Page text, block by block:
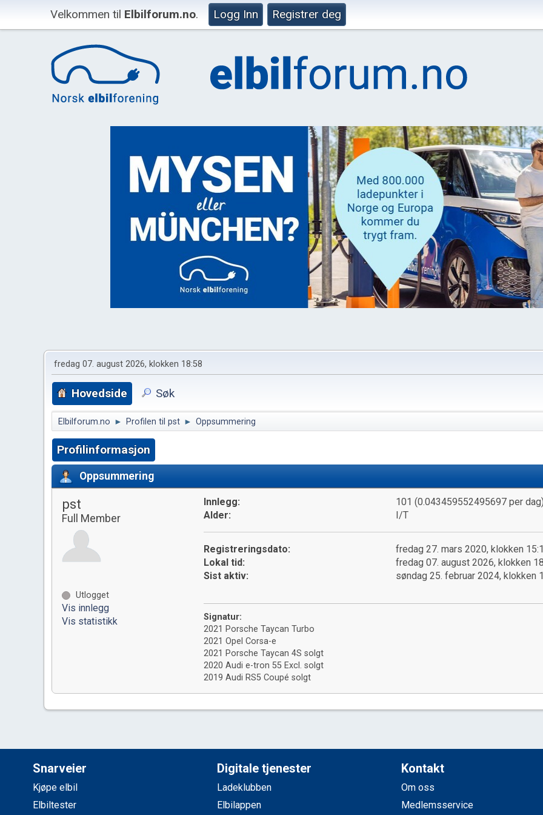
Velkommen til Elbilforum.no. Logg Inn Registrer deg
fredag 07. august 2026, klokken 18:58
Hovedside Søk
Elbilforum.no ► Profilen til pst ► Oppsummering
Profilinformasjon
Oppsummering
pst
Full Member
Utlogget
Vis innlegg
Vis statistikk
Innlegg:
101 (0.043459552495697 per
Alder:
I/T
Registreringsdato:
fredag 27. mars 2020, klokken
Lokal tid:
fredag 07. august 2026, klokken
Sist aktiv:
søndag 25. februar 2024, klokken
Signatur:
2021 Porsche Taycan Turbo
2021 Opel Corsa-e
2021 Porsche Taycan 4S solgt
2020 Audi e-tron 55 Excl. solgt
2019 Audi RS5 Coupé solgt
Snarveier
Kjøpe elbil
Elbiltester
Digitale tjenester
Ladeklubben
Elbilappen
Kontakt
Om oss
Medlemsservice